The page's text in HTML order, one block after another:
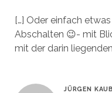
[…] Oder einfach
Abschalten 😉- mit
mit der darin
JÜRGEN